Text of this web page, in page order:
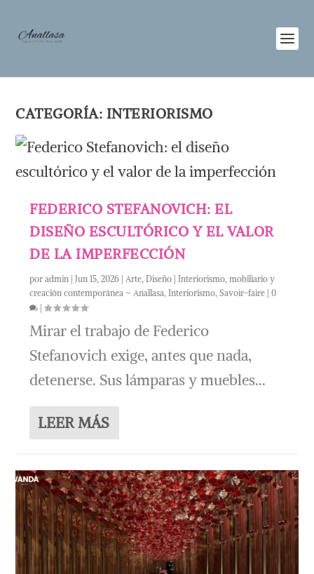
CATEGORÍA: INTERIORISMO
FEDERICO STEFANOVICH: EL
DISEÑO ESCULTÓRICO Y EL VALOR
DE LA IMPERFECCIÓN
poradmin |Jun 15, 2026 |Arte,Diseño | Interiorismo, mobiliario y
creación contemporánea – Anallasa,Interiorismo,Savoir-faire |0
|
Mirar el trabajo de Federico
Stefanovich exige, antes que nada,
detenerse. Sus lámparas y muebles...
LEER MÁS